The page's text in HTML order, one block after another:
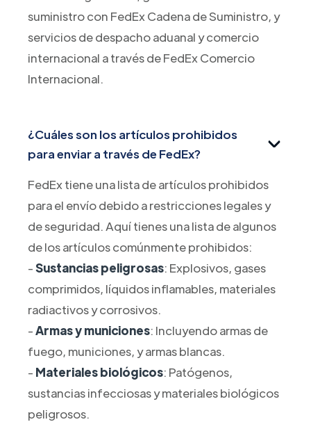
suministro con FedEx Cadena de Suministro, y
servicios de despacho aduanal y comercio
internacional a través de FedEx Comercio
Internacional.
¿Cuáles son los artículos prohibidos
para enviar a través de FedEx?
FedEx tiene una lista de artículos prohibidos
para el envío debido a restricciones legales y
de seguridad. Aquí tienes una lista de algunos
de los artículos comúnmente prohibidos:
-Sustancias peligrosas: Explosivos, gases
comprimidos, líquidos inflamables, materiales
radiactivos y corrosivos.
-Armas y municiones: Incluyendo armas de
fuego, municiones, y armas blancas.
- Materiales biológicos: Patógenos,
sustancias infecciosas y materiales biológicos
peligrosos.